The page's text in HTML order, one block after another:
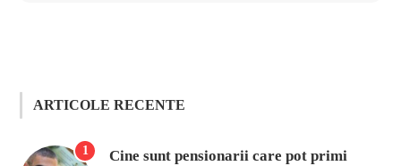
ARTICOLE RECENTE
1
Cine sunt pensionarii care pot primi